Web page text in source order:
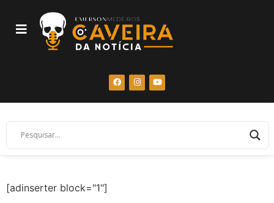
[adinserter block="1"]